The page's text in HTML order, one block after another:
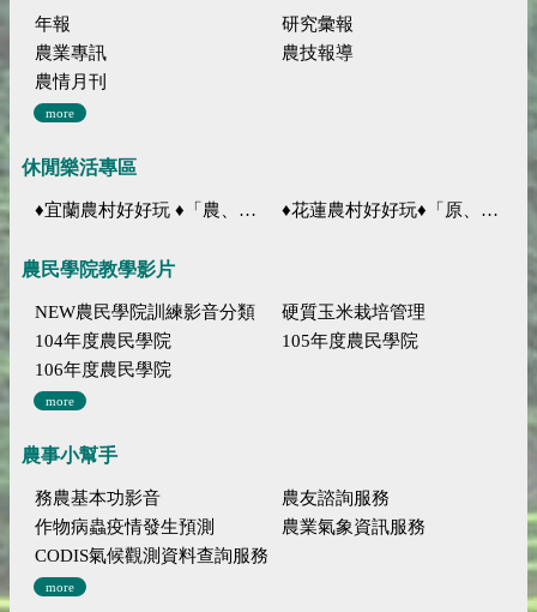
年報
研究彙報
農業專訊
農技報導
農情月刊
more
休閒樂活專區
♦宜蘭農村好好玩 ♦「農、藝、山、水」四條遊程推薦 ♦花蓮農村好好玩♦「原、生、慢、活」四條遊程推薦
農民學院教學影片
NEW農民學院訓練影音分類
硬質玉米栽培管理
104年度農民學院
105年度農民學院
106年度農民學院
more
農事小幫手
務農基本功影音
農友諮詢服務
作物病蟲疫情發生預測
農業氣象資訊服務
CODIS氣候觀測資料查詢服務
more